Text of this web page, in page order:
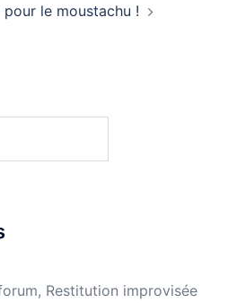
le moustachu !
Restitution improvisée